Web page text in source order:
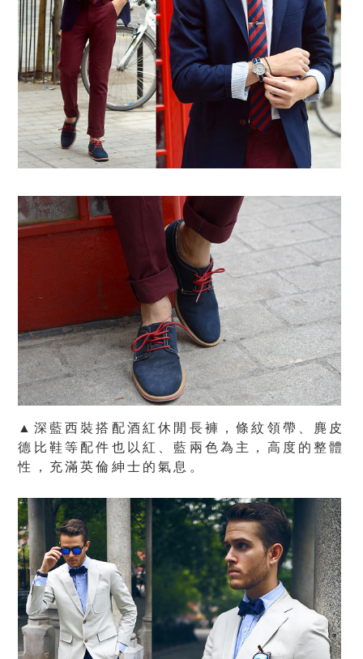
▲深藍西裝搭配酒紅休閒長褲，條紋領帶、麂皮
德比鞋等配件也以紅、藍兩色為主，高度的整體
性，充滿英倫紳士的氣息。